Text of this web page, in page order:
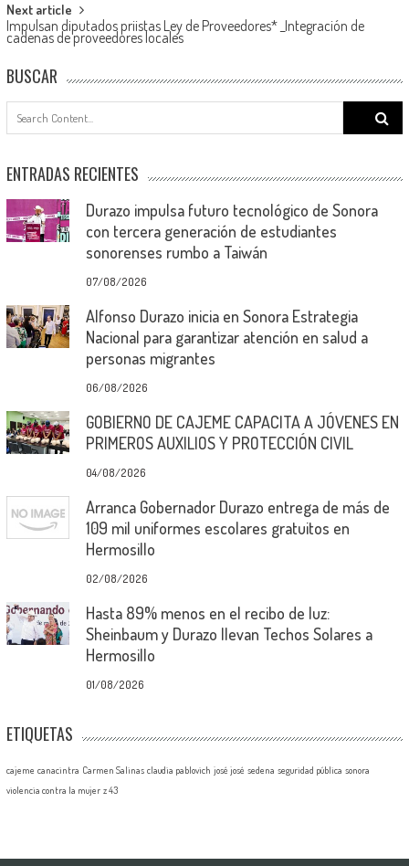
Next article
Impulsan diputados priistas Ley de Proveedores* _Integración de
cadenas de proveedores locales
BUSCAR
Search
for:
ENTRADAS RECIENTES
Durazo impulsa futuro tecnológico de Sonora
con tercera generación de estudiantes
sonorenses rumbo a Taiwán
07/08/2026
Alfonso Durazo inicia en Sonora Estrategia
Nacional para garantizar atención en salud a
personas migrantes
06/08/2026
GOBIERNO DE CAJEME CAPACITA A JÓVENES EN
PRIMEROS AUXILIOS Y PROTECCIÓN CIVIL
04/08/2026
Arranca Gobernador Durazo entrega de más de
109 mil uniformes escolares gratuitos en
Hermosillo
02/08/2026
Hasta 89% menos en el recibo de luz:
Sheinbaum y Durazo llevan Techos Solares a
Hermosillo
01/08/2026
ETIQUETAS
cajeme canacintra Carmen Salinas claudia pablovich josé josé sedena seguridad pública sonora
violencia contra la mujer z 43